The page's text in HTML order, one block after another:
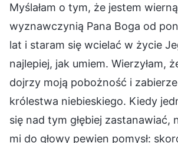
Myślałam o tym, że jestem wierną
wyznawczynią Pana Boga od
lat i staram się wcielać w życie
najlepiej, jak umiem. Wierzyłam,
dojrzy moją pobożność i
królestwa niebieskiego. Kiedy
się nad tym głębiej zastanawiać,
mi do głowy pewien pomysł: